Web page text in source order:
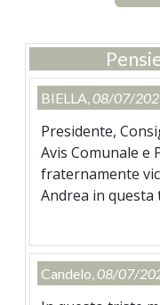
BIELLA,08/07/
Presidente,
Avis Comunale e
fraternamente
Andrea in questa
Candelo,08/07/